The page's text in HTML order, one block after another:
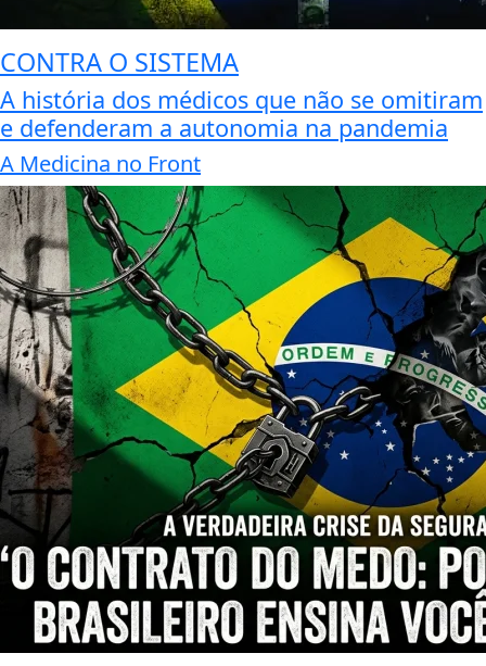
CONTRA O SISTEMA
A história dos médicos que não se omitiram
e defenderam a autonomia na pandemia
A Medicina no Front